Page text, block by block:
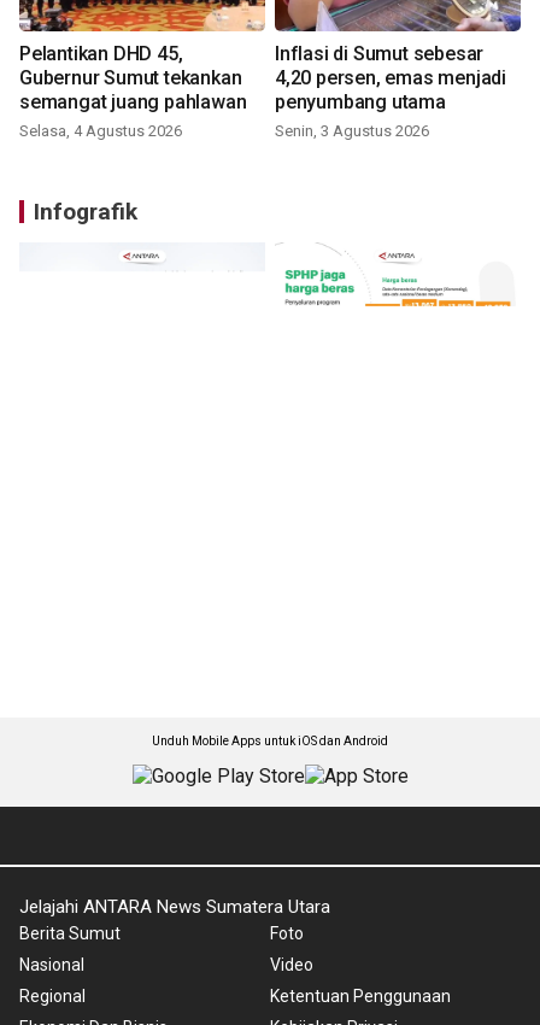
Pelantikan DHD 45,
Gubernur Sumut tekankan
semangat juang pahlawan
Selasa, 4 Agustus 2026
Inflasi di Sumut sebesar
4,20 persen, emas menjadi
penyumbang utama
Senin, 3 Agustus 2026
Infografik
Unduh Mobile Apps untuk iOS dan Android
Jelajahi ANTARA News Sumatera Utara
Berita Sumut
Nasional
Regional
Foto
Video
Ketentuan Penggunaan